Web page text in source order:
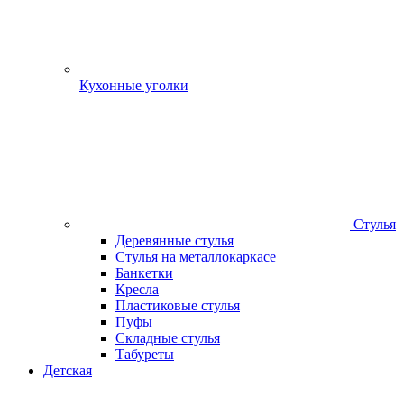
Кухонные уголки
Стулья
Деревянные стулья
Стулья на металлокаркасе
Банкетки
Кресла
Пластиковые стулья
Пуфы
Складные стулья
Табуреты
Детская